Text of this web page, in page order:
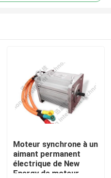
Moteur synchrone à un
aimant permanent
électrique de New
Energy de moteur